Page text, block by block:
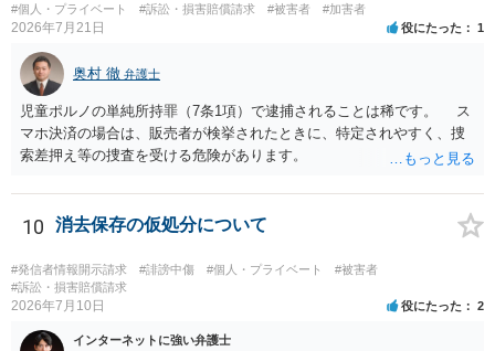
#個人・プライベート #訴訟・損害賠償請求 #被害者 #加害者
2026年7月21日 役にたった 1
奥村 徹 弁護士
児童ポルノの単純所持罪（7条1項）で逮捕されることは稀です。 ス
マホ決済の場合は、販売者が検挙されたときに、特定されやすく、捜
索差押え等の捜査を受ける危険があります。
10 消去保存の仮処分について
#発信者情報開示請求 #誹謗中傷 #個人・プライベート
#被害者
#訴訟・損害賠償請求
2026年7月10日 役にたった 2
インターネットに強い弁護士